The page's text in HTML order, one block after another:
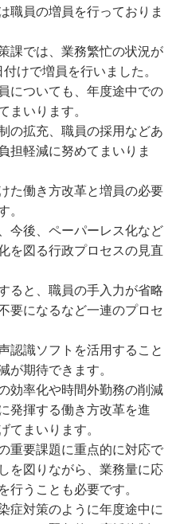
職員の増員を行っておりま
課では、業務繁忙の状況が
けで増員を行いました。
についても、年度途中での
まいります。
の拡充、職員の採用などあ
担軽減に努めてまいりま
た働き方改革と増員の必要
。
今後、ペーパーレス化など
を図る行政プロセスの見直
ると、職員の手入力が省略
要になるなど一連のプロセ
認識ソフトを活用すること
が期待できます。
効率化や時間外勤務の削減
発揮する働き方改革を進
てまいります。
重要課題に重点的に対応で
を図りながら、業務量に応
行うことも必要です。
症対策のように年度途中に